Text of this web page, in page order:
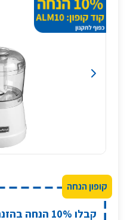
קבלו 10% הנחה בהזנת קוד קופון alm10